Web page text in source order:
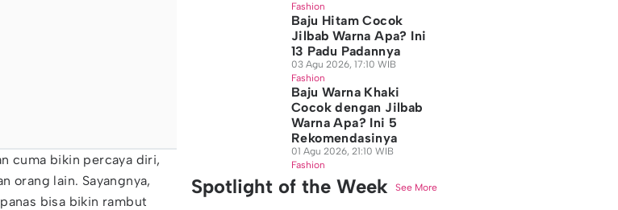
cuma bikin percaya diri,
orang lain. Sayangnya,
bisa bikin rambut
Fashion
Baju Hitam Cocok
Jilbab Warna Apa? Ini
13 Padu Padannya
03 Agu 2026, 17:10 WIB
Fashion
Baju Warna Khaki
Cocok dengan Jilbab
Warna Apa? Ini 5
Rekomendasinya
01 Agu 2026, 21:10 WIB
Fashion
Spotlight of the Week See More